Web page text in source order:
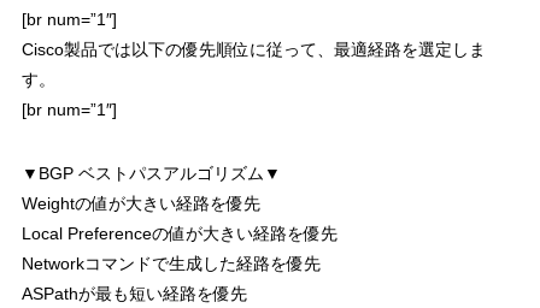
[br num=”1″]
Cisco製品では以下の優先順位に従って、最適経路を選定しま
す。
[br num=”1″]
▼BGP ベストパスアルゴリズム▼
Weightの値が大きい経路を優先
Local Preferenceの値が大きい経路を優先
Networkコマンドで生成した経路を優先
ASPathが最も短い経路を優先